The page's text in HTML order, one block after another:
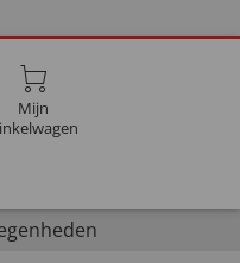
Mijn